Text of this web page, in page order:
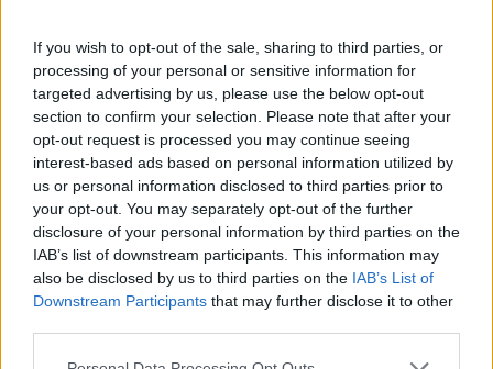
If you wish to opt-out of the sale, sharing to third parties, or
processing of your personal or sensitive information for
targeted advertising by us, please use the below opt-out
section to confirm your selection. Please note that after your
opt-out request is processed you may continue seeing
interest-based ads based on personal information utilized by
us or personal information disclosed to third parties prior to
your opt-out. You may separately opt-out of the further
disclosure of your personal information by third parties on the
IAB’s list of downstream participants. This information may
also be disclosed by us to third parties on the IAB’s List of
Downstream Participants that may further disclose it to other
έναν που με ρώτησε τι κάνω, να δει την
μπέμπα της Κατερίνας. Και όπως πάω να
δείξω το παιδί, είχε κάτσει με το κεφάλι
περίεργα. Τα χείλη της ήταν λίγο μελανά»,
λέει χαρακτηριστικά. Όταν πήγε να τη
σηκώσει ήταν σαν πούπουλο όπως λέει, και
τη φωτογράφισε.